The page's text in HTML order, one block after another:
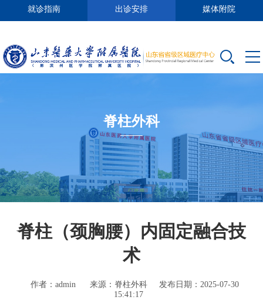
就诊指南 出诊安排 媒体附院
脊柱外科
脊柱（颈胸腰）内固定融合技
术
作者：admin 来源：脊柱外科
发布日期：2025-07-30
15:41:17